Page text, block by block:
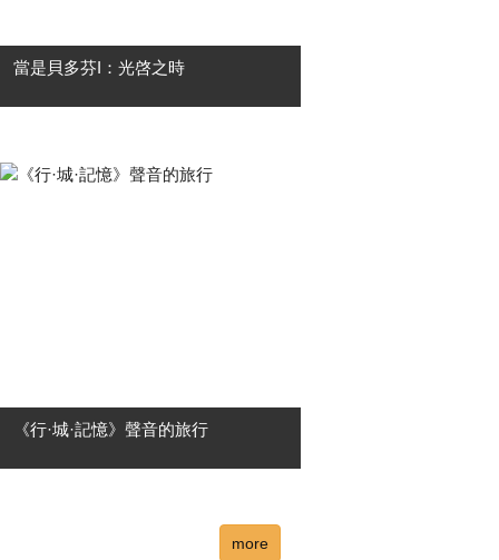
當是貝多芬I：光啓之時
影，而是一場關於當下的提問——當
Ludwig van Beethoven 的音樂再次響
《行·城·記憶》聲音的旅行
旅行 循著城市的足跡，聆聽文化的流
動；在記憶與遠方之間，展開一場屬
more